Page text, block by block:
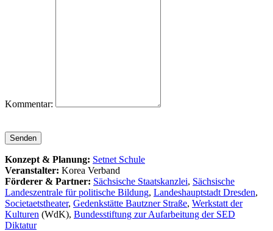
Kommentar:
Senden
Konzept & Planung: Setnet Schule
Veranstalter: Korea Verband
Förderer & Partner: Sächsische Staatskanzlei, Sächsische
Landeszentrale für politische Bildung, Landeshauptstadt Dresden,
Societaetstheater, Gedenkstätte Bautzner Straße, Werkstatt der
Kulturen (WdK), Bundesstiftung zur Aufarbeitung der SED
Diktatur